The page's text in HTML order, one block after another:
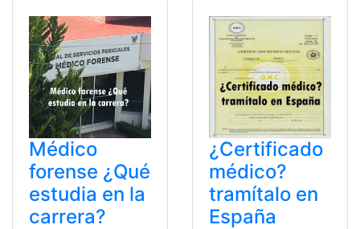
Médico
forense ¿Qué
estudia en la
carrera?
¿Certificado
médico?
tramítalo en
España